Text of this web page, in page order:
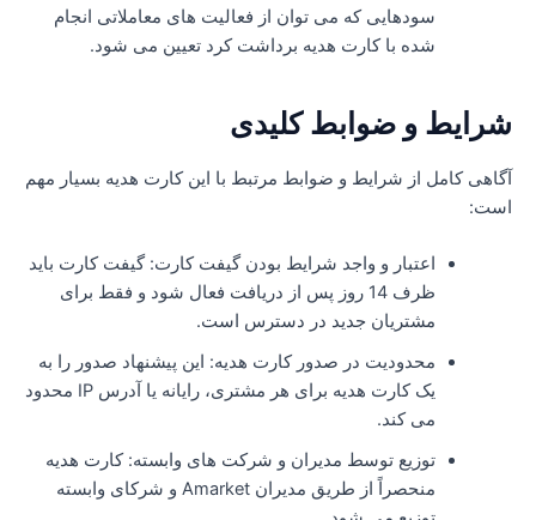
سودهایی که می توان از فعالیت های معاملاتی انجام
شده با کارت هدیه برداشت کرد تعیین می شود.
و ضوابط کلیدی
کامل از شرایط و ضوابط مرتبط با این کارت هدیه بسیار مهم
اعتبار و واجد شرایط بودن گیفت کارت: گیفت کارت باید
ظرف 14 روز پس از دریافت فعال شود و فقط برای
مشتریان جدید در دسترس است.
محدودیت در صدور کارت هدیه: این پیشنهاد صدور را به
یک کارت هدیه برای هر مشتری، رایانه یا آدرس IP محدود
می کند.
توزیع توسط مدیران و شرکت های وابسته: کارت هدیه
منحصراً از طریق مدیران Amarket و شرکای وابسته